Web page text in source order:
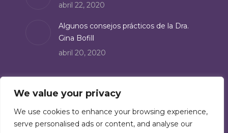
We value your privacy
We use cookies to enhance your browsing experience,
serve personalised ads or content, and analyse our
abril 22, 2020
Algunos consejos prácticos de la Dra.
Gina Bofill
abril 20, 2020
Suscríbete